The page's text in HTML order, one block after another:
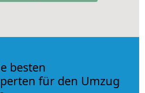
besten
für den Umzug